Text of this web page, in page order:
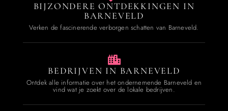
BIJZONDERE ONTDEKKINGEN IN
BARNEVELD
Verken de fascinerende verborgen schatten van Barneveld.
BEDRIJVEN IN BARNEVELD
Ontdek alle informatie over het ondernemende Barneveld en
vind wat je zoekt over de lokale bedrijven.